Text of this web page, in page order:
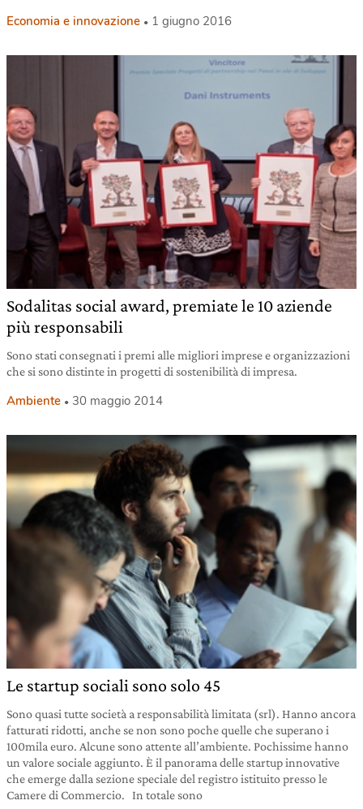
Economia e innovazione 1 giugno 2016
Sodalitas social award, premiate le 10 aziende
più responsabili
Sono stati consegnati i premi alle migliori imprese e organizzazioni
che si sono distinte in progetti di sostenibilità di impresa.
Ambiente 30 maggio 2014
Le startup sociali sono solo 45
Sono quasi tutte società a responsabilità limitata (srl). Hanno ancora
fatturati ridotti, anche se non sono poche quelle che superano i
100mila euro. Alcune sono attente all’ambiente. Pochissime hanno
un valore sociale aggiunto. È il panorama delle startup innovative
che emerge dalla sezione speciale del registro istituito presso le
Camere di Commercio. In totale sono